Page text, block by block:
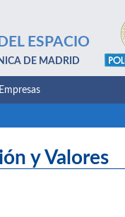
ESPACIO
DE MADRID
Empresas
y Valores